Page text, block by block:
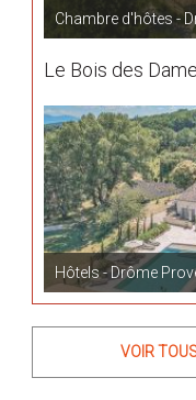
Chambre d'hôtes -
Le Bois des
Hôtels - Drôme
VOIR